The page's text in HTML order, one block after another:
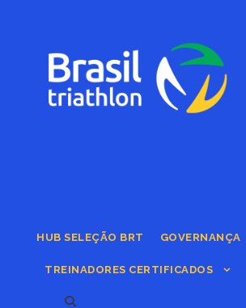
HUB SELEÇÃO BRT GOVERNANÇA
TREINADORES CERTIFICADOS